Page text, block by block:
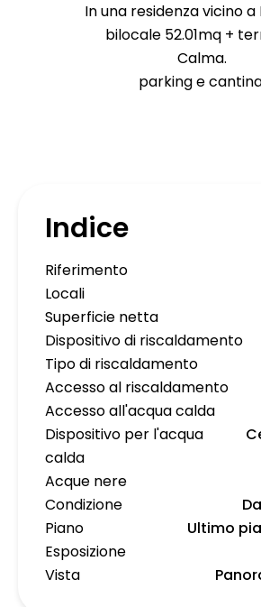
In una residenza vicino a
bilocale 52.01mq +
Calma.
parking e
Indice
Riferimento
Locali
Superficie netta
Dispositivo di riscaldamento
Tipo di riscaldamento
Accesso al riscaldamento
Accesso all'acqua calda
Dispositivo per l'acqua
calda
Acque nere
Condizione
Piano
Ultimo
Esposizione
Vista